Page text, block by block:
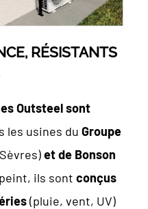
RÉSISTANTS
Outsteel sont
les usines du Groupe
et de Bonson
ils sont conçus
(pluie, vent, UV)